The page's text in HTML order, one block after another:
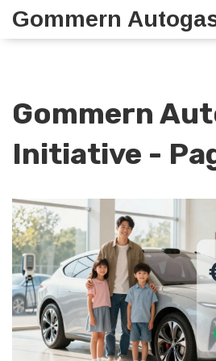
Gommern
Gommern
Initiative -